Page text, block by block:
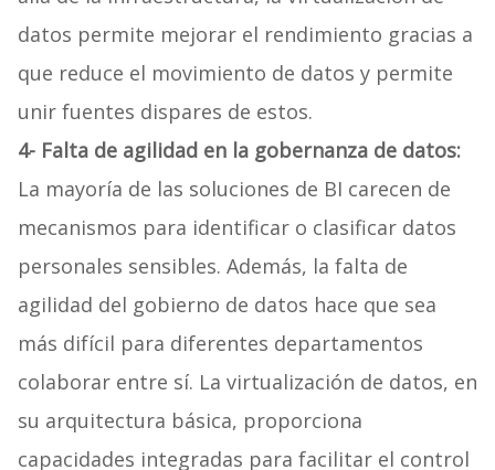
datos permite mejorar el rendimiento gracias a
que reduce el movimiento de datos y permite
unir fuentes dispares de estos.
4- Falta de agilidad en la gobernanza de datos:
La mayoría de las soluciones de BI carecen de
mecanismos para identificar o clasificar datos
personales sensibles. Además, la falta de
agilidad del gobierno de datos hace que sea
más difícil para diferentes departamentos
colaborar entre sí. La virtualización de datos, en
su arquitectura básica, proporciona
capacidades integradas para facilitar el control